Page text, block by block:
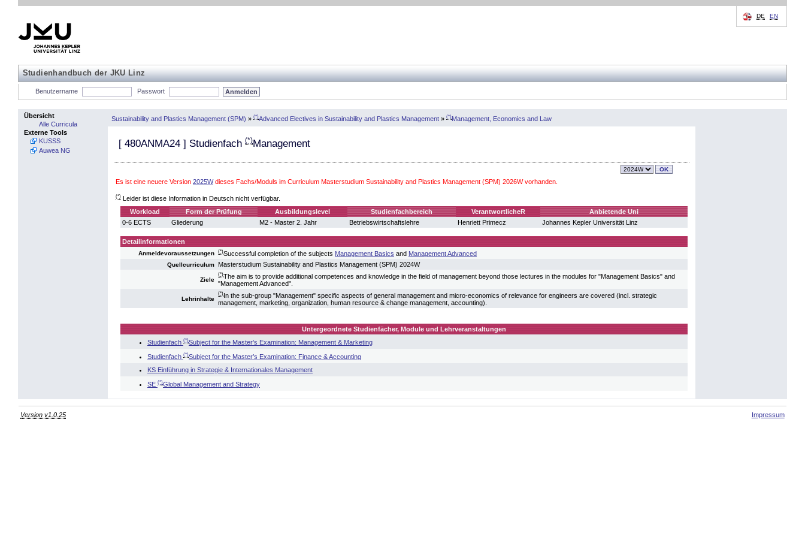
Studienhandbuch der JKU Linz
DE EN
Benutzername Passwort
Übersicht
Alle Curricula
Externe Tools
KUSSS
Auwea NG
Sustainability and Plastics Management (SPM) » (*)Advanced Electives in Sustainability and Plastics Management » (*)Management, Economics and Law
[ 480ANMA24 ] Studienfach (*)Management
Es ist eine neuere Version 2025Wdieses Fachs/Moduls im Curriculum Masterstudium Sustainability and Plastics Management (SPM) 2026W vorhanden.
(*) Leider ist diese Information in Deutsch nicht verfügbar.
Workload
Form der Prüfung Ausbildungslevel Studienfachbereich VerantwortlicheR
Anbietende Uni
0-6 ECTS
Gliederung M2 - Master 2. Jahr Betriebswirtschaftslehre Henriett Primecz Johannes Kepler Universität Linz
Detailinformationen
Anmeldevoraussetzungen (*)Successful completion of the subjects Management Basics and Management Advanced
Quellcurriculum Masterstudium Sustainability and Plastics Management (SPM) 2024W
Ziele
(*)The aim is to provide additional competences and knowledge in the field of management beyond those lectures in the modules for "Management Basics" and
"Management Advanced".
Lehrinhalte
(*)In the sub-group "Management" specific aspects of general management and micro-economics of relevance for engineers are covered (incl. strategic
management, marketing, organization, human resource & change management, accounting).
Untergeordnete Studienfächer, Module und Lehrveranstaltungen
Studienfach (*)Subject for the Master’s Examination: Management & Marketing
Studienfach (*)Subject for the Master’s Examination: Finance & Accounting
KS Einführung in Strategie & Internationales Management
SE (*)Global Management and Strategy
Version v1.0.25 Impressum